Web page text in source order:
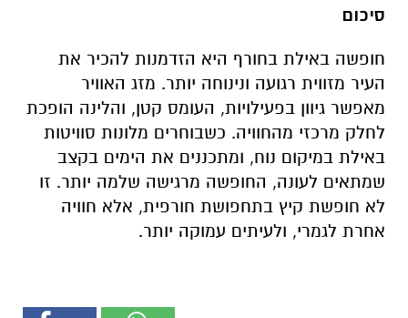
סיכום
חופשה באילת בחורף היא הזדמנות להכיר את
העיר מזווית רגועה ונינוחה יותר. מזג האוויר
מאפשר גיוון בפעילויות, העומס קטן, והלינה הופכת
לחלק מרכזי מהחוויה. כשבוחרים מלונות סוויטות
באילת במיקום נוח, ומתכננים את הימים בקצב
שמתאים לעונה, החופשה מרגישה שלמה יותר. זו
לא חופשת קיץ בתחפושת חורפית, אלא חוויה
אחרת לגמרי, ולעיתים עמוקה יותר.